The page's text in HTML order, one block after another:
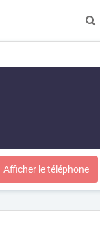
Afficher le téléphone